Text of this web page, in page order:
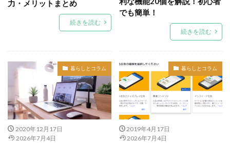
力・メリットまとめ
続きを読む
でも簡単！
続きを読む
暮らしとコラム
2020年12月17日
2026年7月4日
暮らしとコラム
2019年4月17日
2026年7月4日